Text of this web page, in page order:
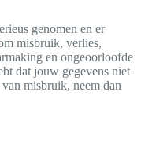
genomen en er
misbruik, verlies,
en ongeoorloofde
dat jouw gegevens niet
misbruik, neem dan